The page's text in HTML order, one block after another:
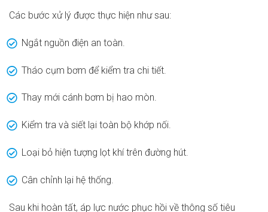
Các bước xử lý được thực hiện như sau:
Ngắt nguồn điện an toàn.
Tháo cụm bơm để kiểm tra chi tiết.
Thay mới cánh bơm bị hao mòn.
Kiểm tra và siết lại toàn bộ khớp nối.
Loại bỏ hiện tượng lọt khí trên đường hút.
Cân chỉnh lại hệ thống.
Sau khi hoàn tất, áp lực nước phục hồi về thông số tiêu